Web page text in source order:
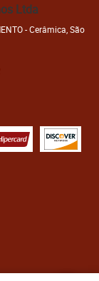
Ltda
-Cerâmica, São